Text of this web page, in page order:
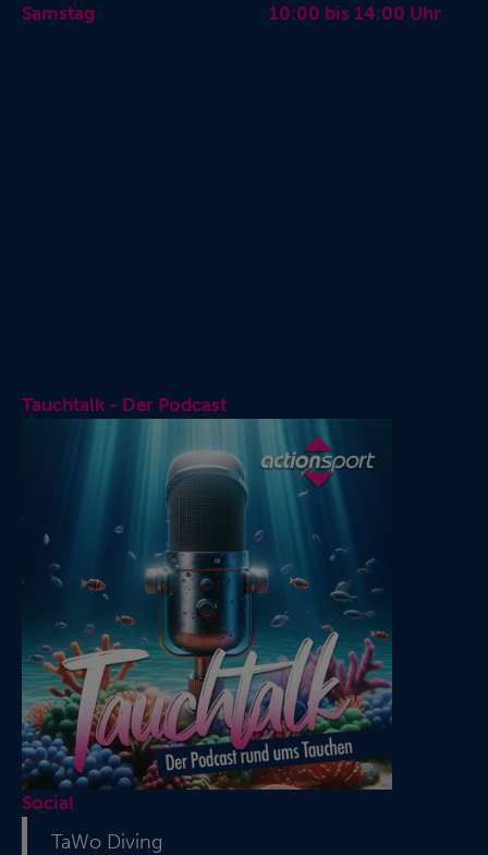
Samstag 10:00 bis 14:00 Uhr
Tauchtalk - Der Podcast
Social
TaWo Diving